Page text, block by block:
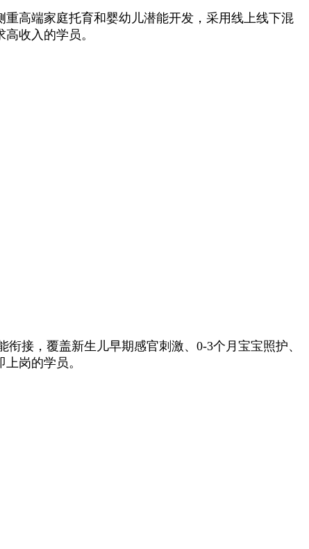
高端家庭托育和婴幼儿潜能开发，采用线上线下混
收入的学员。
接，覆盖新生儿早期感官刺激、0-3个月宝宝照护、
岗的学员。